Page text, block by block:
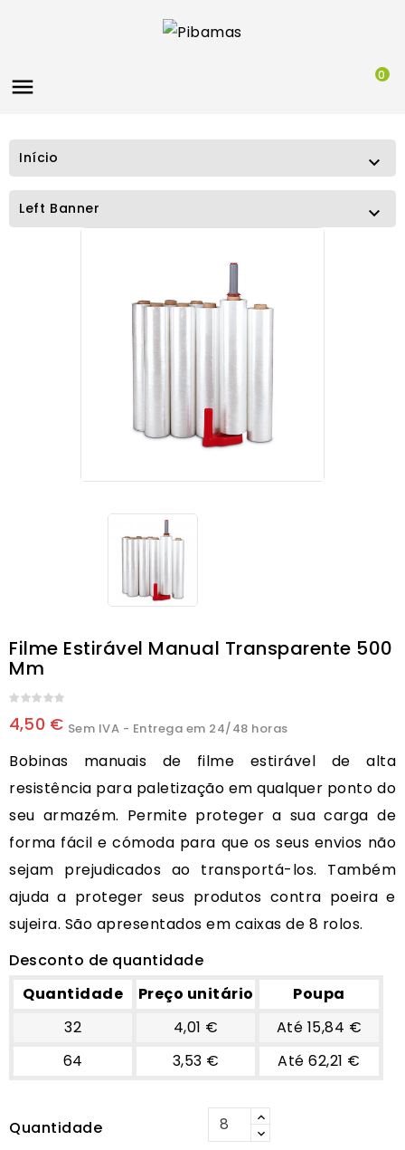
 0
Início 
Left Banner 
Filme Estirável Manual Transparente 500
Mm
4,50 € Sem IVA - Entrega em 24/48 horas
Bobinas manuais de filme estirável de alta
resistência para paletização em qualquer ponto do
seu armazém. Permite proteger a sua carga de
forma fácil e cómoda para que os seus envios não
sejam prejudicados ao transportá-los. Também
ajuda a proteger seus produtos contra poeira e
sujeira. São apresentados em caixas de 8 rolos.
Desconto de quantidade
Quantidade
Preço unitário
Poupa
32
4,01 €
Até 15,84 €
64
3,53 € Até 62,21 €
Quantidade